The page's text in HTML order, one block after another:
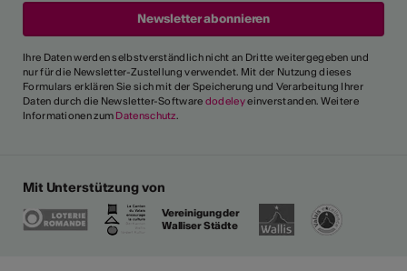
Ihre Daten werden selbstverständlich nicht an Dritte weitergegeben und
nur für die Newsletter-Zustellung verwendet. Mit der Nutzung dieses
Formulars erklären Sie sich mit der Speicherung und Verarbeitung Ihrer
Daten durch die Newsletter-Software dodeleyeinverstanden. Weitere
Informationen zum Datenschutz.
Mit Unterstützung von
Vereinigung der
Walliser Städte